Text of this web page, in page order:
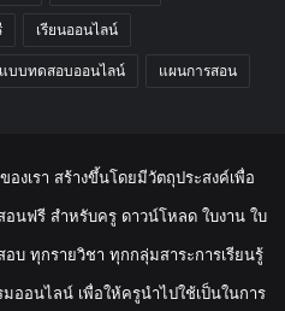
เรียนออนไลน์
แบบทดสอบออนไลน์ แผนการสอน
งเรา สร้างขึ้นโดยมีวัตถุประสงค์เพื่อ
นฟรี สำหรับครู ดาวน์โหลด ใบงาน ใบ
บ ทุกรายวิชา ทุกกลุ่มสาระการเรียนรู้
ออนไลน์ เพื่อให้ครูนำไปใช้เป็นในการ